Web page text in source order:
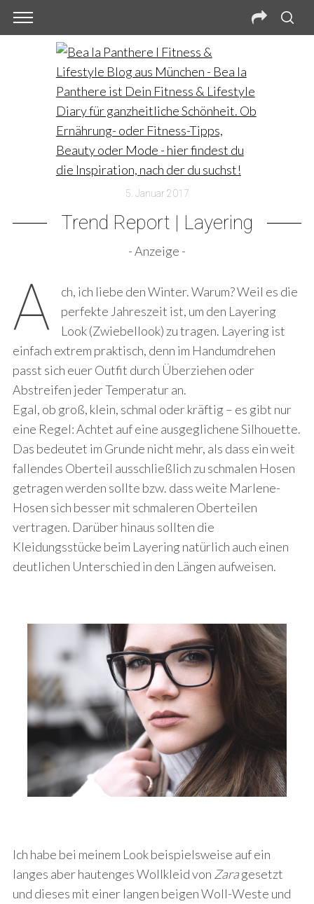
5. Januar 2017
Trend Report | Layering
- Anzeige -
A
ch, ich liebe den Winter. Warum? Weil es die
perfekte Jahreszeit ist, um den Layering
Look (Zwiebellook) zu tragen. Layering ist
einfach extrem praktisch, denn im Handumdrehen
passt sich euer Outfit durch Überziehen oder
Abstreifen jeder Temperatur an.
Egal, ob groß, klein, schmal oder kräftig – es gibt nur
eine Regel: Achtet auf eine ausgeglichene Silhouette.
Das bedeutet im Grunde nicht mehr, als dass ein weit
fallendes Oberteil ausschließlich zu schmalen Hosen
getragen werden sollte bzw. dass weite Marlene-
Hosen sich besser mit schmaleren Oberteilen
vertragen. Darüber hinaus sollten die
Kleidungsstücke beim Layering natürlich auch einen
deutlichen Unterschied in den Längen aufweisen.
Ich habe bei meinem Look beispielsweise auf ein
langes aber hautenges Wollkleid von Zaragesetzt
und dieses mit einer langen beigen Woll-Weste und